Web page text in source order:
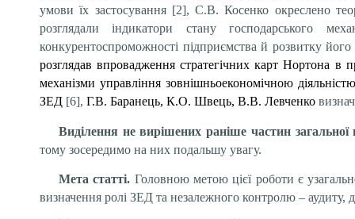
умови їх застосування [2], С.В. Косенко окреслено
розглядали індикатори стану господарського
конкурентоспроможності підприємства й розвитку
розглядав впровадження стратегічних карт Нортона в
механізми управління зовнішньоекономічною
ЗЕД [6], Г.В. Баранець, К.О. Швець, В.В. Левченко
Виділення не вирішених раніше частин загальної
тому зосередимо на них подальшу увагу.
Мета статті. Головною метою цієї роботи є
визначення ролі ЗЕД та незалежного контролю – аудиту,